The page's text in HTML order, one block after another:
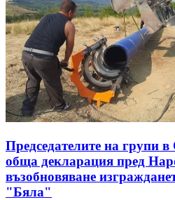
Председателите на групи
обща декларация пред
възобновяване
"Бяла"